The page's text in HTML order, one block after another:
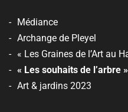
Médiance
Archange de Pleyel
« Les Graines de l’Art au
« Les souhaits de l’arbre »
Art & jardins 2023